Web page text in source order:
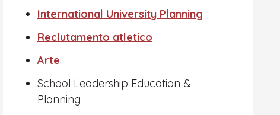
International University Planning
Reclutamento atletico
Arte
School Leadership Education &
Planning